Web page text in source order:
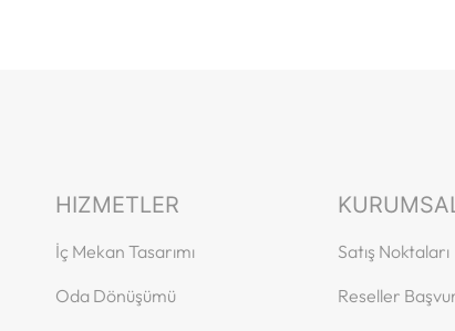
HIZMETLER
İç Mekan Tasarımı
Oda Dönüşümü
Satış Noktaları
Reseller